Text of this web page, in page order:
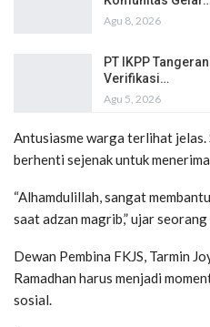
Agu 8, 2026
PT IKPP
Verifikasi…
Agu 5, 2026
Antusiasme warga terlihat
berhenti sejenak untuk
“Alhamdulillah, sangat
saat adzan magrib,” ujar
Dewan Pembina FKJS, Tarmin
Ramadhan harus menjadi
sosial.